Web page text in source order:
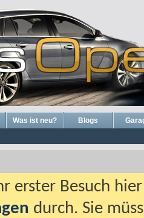
Was ist neu? Blogs
erster Besuch
durch. Sie